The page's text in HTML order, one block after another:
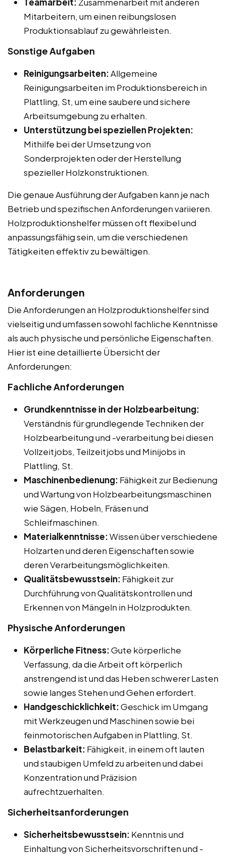
Mitarbeitern, um einen reibungslosen
Produktionsablauf zu gewährleisten.
Sonstige Aufgaben
Reinigungsarbeiten:Allgemeine
Reinigungsarbeiten im Produktionsbereich in
Plattling, St, um eine saubere und sichere
Arbeitsumgebung zu erhalten.
Unterstützung bei speziellen Projekten:
Mithilfe bei der Umsetzung von
Sonderprojekten oder der Herstellung
spezieller Holzkonstruktionen.
Die genaue Ausführung der Aufgaben kann je nach
Betrieb und spezifischen Anforderungen variieren.
Holzproduktionshelfer müssen oft flexibel und
anpassungsfähig sein, um die verschiedenen
Tätigkeiten effektiv zu bewältigen.
Anforderungen
Die Anforderungen an Holzproduktionshelfer sind
vielseitig und umfassen sowohl fachliche Kenntnisse
als auch physische und persönliche Eigenschaften.
Hier ist eine detaillierte Übersicht der
Anforderungen:
Fachliche Anforderungen
Grundkenntnisse in der Holzbearbeitung:
Verständnis für grundlegende Techniken der
Holzbearbeitung und -verarbeitung bei diesen
Vollzeitjobs, Teilzeitjobs und Minijobs in
Plattling, St.
Maschinenbedienung: Fähigkeit zur Bedienung
und Wartung von Holzbearbeitungsmaschinen
wie Sägen, Hobeln, Fräsen und
Schleifmaschinen.
Materialkenntnisse:Wissen über verschiedene
Holzarten und deren Eigenschaften sowie
deren Verarbeitungsmöglichkeiten.
Qualitätsbewusstsein: Fähigkeit zur
Durchführung von Qualitätskontrollen und
Erkennen von Mängeln in Holzprodukten.
Physische Anforderungen
Körperliche Fitness:Gute körperliche
Verfassung, da die Arbeit oft körperlich
anstrengend ist und das Heben schwerer Lasten
sowie langes Stehen und Gehen erfordert.
Handgeschicklichkeit:Geschick im Umgang
mit Werkzeugen und Maschinen sowie bei
feinmotorischen Aufgaben in Plattling, St.
Belastbarkeit: Fähigkeit, in einem oft lauten
und staubigen Umfeld zu arbeiten und dabei
Konzentration und Präzision
aufrechtzuerhalten.
Sicherheitsanforderungen
Sicherheitsbewusstsein: Kenntnis und
Einhaltung von Sicherheitsvorschriften und -